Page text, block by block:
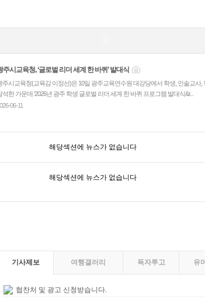
주시교육청, ‘글로벌 리더 세계 한 바퀴’ 발대식
주시교육청(교육감 이정선)은 10일 광주교육연수원 대강당에서 학생, 인솔교사,
석한 가운데 ‘2026년 광주 학생 글로벌 리더 세계 한 바퀴 프로그램 발대식&r...
06-11
해당섹션에 뉴스가 없습니다
해당섹션에 뉴스가 없습니다
기사제보 여행갤러리 독자투고 유
협찬처 및 광고 신청받습니다.